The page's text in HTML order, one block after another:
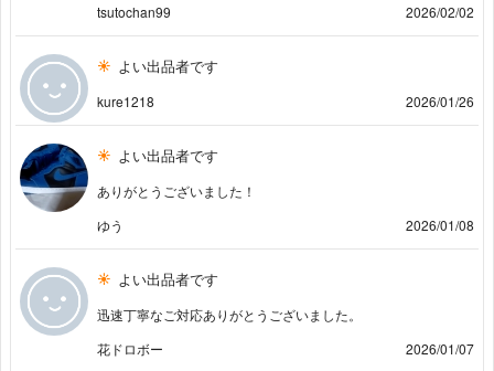
tsutochan99
2026/02/02
よい出品者です
kure1218 2026/01/26
よい出品者です
ありがとうございました！
ゆう
2026/01/08
よい出品者です
迅速丁寧なご対応ありがとうございました。
花ドロボー
2026/01/07